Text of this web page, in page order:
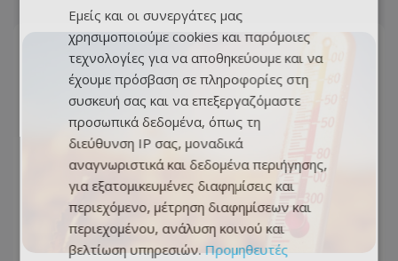
Εμείς και οι συνεργάτες μας
χρησιμοποιούμε cookies και παρόμοιες
τεχνολογίες για να αποθηκεύουμε και να
έχουμε πρόσβαση σε πληροφορίες στη
συσκευή σας και να επεξεργαζόμαστε
προσωπικά δεδομένα, όπως τη
διεύθυνση IP σας, μοναδικά
αναγνωριστικά και δεδομένα περιήγησης,
για εξατομικευμένες διαφημίσεις και
περιεχόμενο, μέτρηση διαφημίσεων και
περιεχομένου, ανάλυση κοινού και
βελτίωση υπηρεσιών.Προμηθευτές